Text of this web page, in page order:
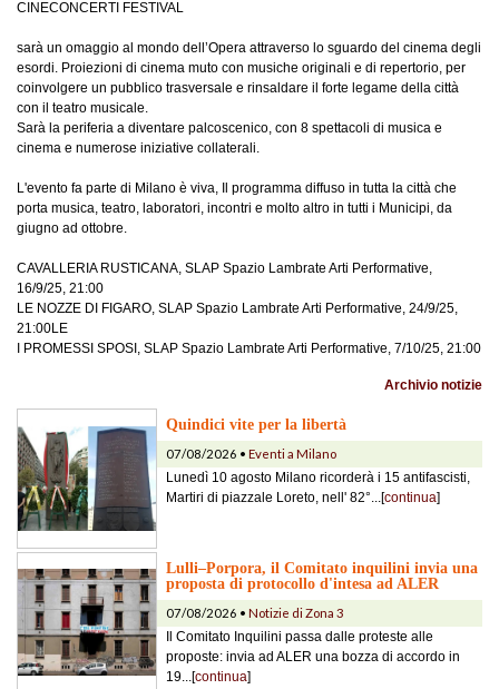
CINECONCERTI FESTIVAL
sarà un omaggio al mondo dell’Opera attraverso lo sguardo del cinema degli
esordi. Proiezioni di cinema muto con musiche originali e di repertorio, per
coinvolgere un pubblico trasversale e rinsaldare il forte legame della città
con il teatro musicale.
Sarà la periferia a diventare palcoscenico, con 8 spettacoli di musica e
cinema e numerose iniziative collaterali.
L'evento fa parte di Milano è viva, Il programma diffuso in tutta la città che
porta musica, teatro, laboratori, incontri e molto altro in tutti i Municipi, da
giugno ad ottobre.
CAVALLERIA RUSTICANA, SLAP Spazio Lambrate Arti Performative,
16/9/25, 21:00
LE NOZZE DI FIGARO, SLAP Spazio Lambrate Arti Performative, 24/9/25,
21:00LE
I PROMESSI SPOSI, SLAP Spazio Lambrate Arti Performative, 7/10/25, 21:00
Archivio notizie
Quindici vite per la libertà
07/08/2026 • Eventi a Milano
Lunedì 10 agosto Milano ricorderà i 15 antifascisti,
Martiri di piazzale Loreto, nell' 82°...[continua]
Lulli–Porpora, il Comitato inquilini invia una
proposta di protocollo d'intesa ad ALER
07/08/2026 • Notizie di Zona 3
Il Comitato Inquilini passa dalle proteste alle
proposte: invia ad ALER una bozza di accordo in
19...[continua]